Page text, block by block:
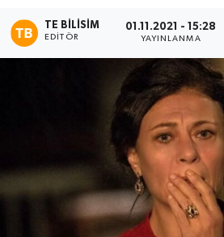
TE BILISIM
EDITÖR
01.11.2021 - 15:28
YAYINLANMA
Haber Arşivi